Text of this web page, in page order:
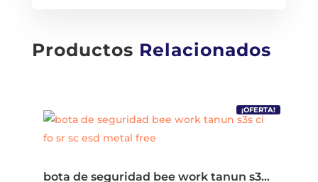
Productos Relacionados
¡OFERTA!
bota de seguridad bee work tanun s3s ci fo sr sc esd metal free